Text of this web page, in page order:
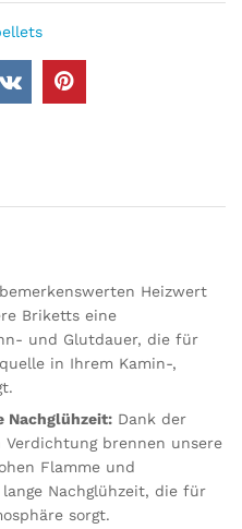
Heizwert
Briketts eine
und Glutdauer, die für
in Ihrem Kamin-,
Nachglühzeit: Dank der
brennen unsere
Flamme und
Nachglühzeit, die für
sorgt.